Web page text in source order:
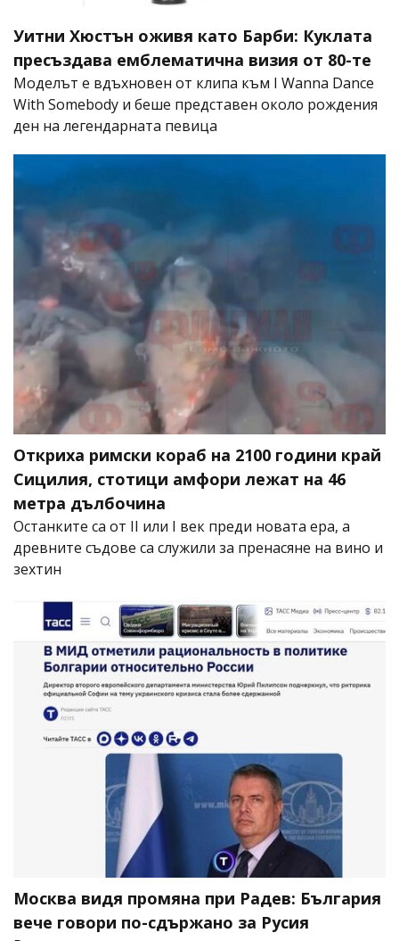
Уитни Хюстън оживя като Барби: Куклата
пресъздава емблематична визия от 80-те
Моделът е вдъхновен от клипа към I Wanna Dance
With Somebody и беше представен около рождения
ден на легендарната певица
Откриха римски кораб на 2100 години край
Сицилия, стотици амфори лежат на 46
метра дълбочина
Останките са от II или I век преди новата ера, а
древните съдове са служили за пренасяне на вино и
зехтин
Москва видя промяна при Радев: България
вече говори по-сдържано за Русия